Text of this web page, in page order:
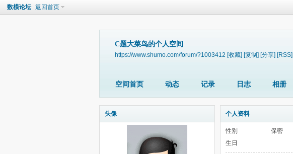
数模论坛 返回首页
C题大菜鸟的个人空间
https://www.shumo.com/forum/?1003412 [收藏] [复制] [分享] [RSS]
空间首页 动态 记录 日志 相册
头像 个人资料
性别
保密
生日